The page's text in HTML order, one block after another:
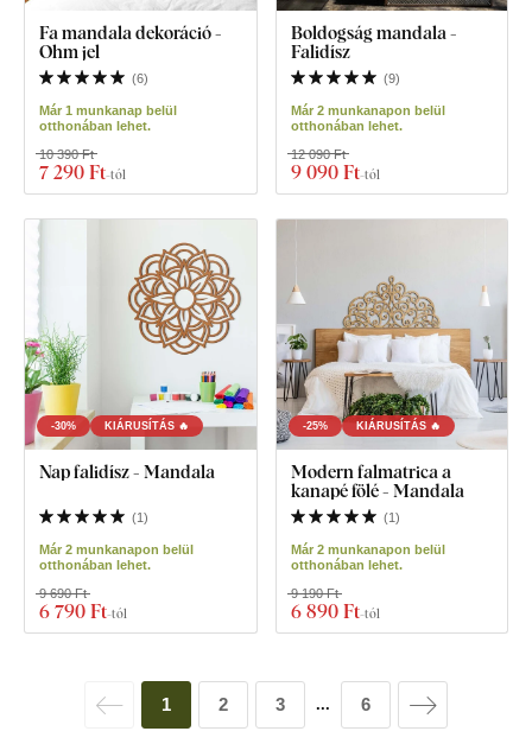
Fa mandala dekoráció -
Ohm jel
(6)
Már 1 munkanap belül
otthonában lehet.
7 290 Ft-tól
10 390 Ft
Boldogság mandala -
Falidísz
(9)
Már 2 munkanapon belül
otthonában lehet.
9 090 Ft-tól
12 090 Ft
-30% KIÁRUSÍTÁS 🔥
Nap falidísz - Mandala
(1)
Már 2 munkanapon belül
otthonában lehet.
6 790 Ft-tól
9 690 Ft
-25% KIÁRUSÍTÁS 🔥
Modern falmatrica a
kanapé fölé - Mandala
(1)
Már 2 munkanapon belül
otthonában lehet.
6 890 Ft-tól
9 190 Ft
1 2 3 ... 6